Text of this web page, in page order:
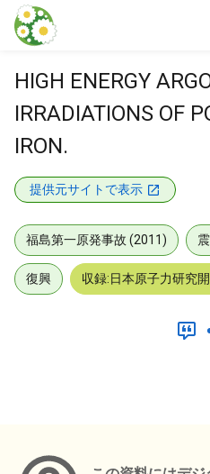
本文に飛ぶ
HIGH ENERGY
IRRADIATIONS OF
IRON.
提供元サイトで表示
福島第一原発事故 (2011)
復興 収録:日本原子力研究